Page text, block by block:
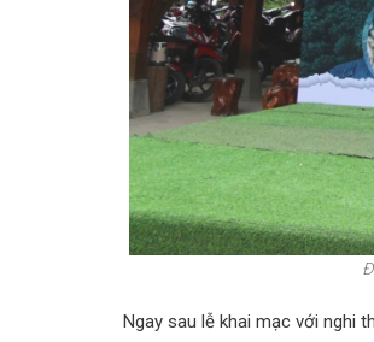
Ngay sau lễ khai mạc với nghi